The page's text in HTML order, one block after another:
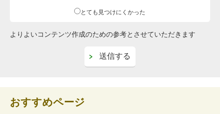
とても見つけにくかった
よりよいコンテンツ作成のための参考とさせていただきます
おすすめページ